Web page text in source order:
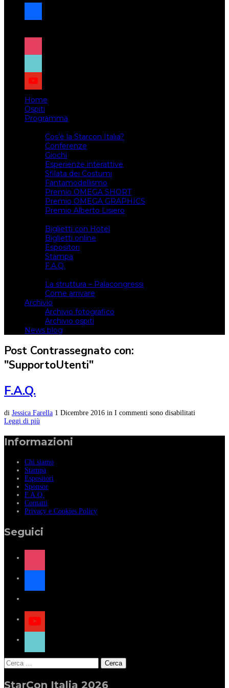
facebook
x
instagram
tiktok
youtube
Home
Ospiti
Programma
Cos’è la Starcon Italia?
Conferenze
Giochi
Esperienze interattive
Sfilata dei Costumi
Fantamodellismo
Premio OMEGA SHORT
Premio OMEGA GRAPHICS
Premio Alberto Lisiero
Biglietti con Hotel
Biglietti online
Espositori
Stampa
F.A.Q.
La struttura – Palacongressi
Come arrivare
Archivio
Archivio fotografico
Archivio ospiti
News blog
Post Contrassegnato con:
"SupportoUtenti"
F.A.Q.
di Jessica Farella 1 Dicembre 2016 in I commenti sono disabilitati
Leggi di più
Informazioni
Chi siamo
Stampa
Espositori
Sponsor
F.A.Q.
Contatti
Privacy e Cookies Policy
Seguici
instagram
facebook
x
youtube
tiktok
Ricerca
per:
StarCon Italia 2026